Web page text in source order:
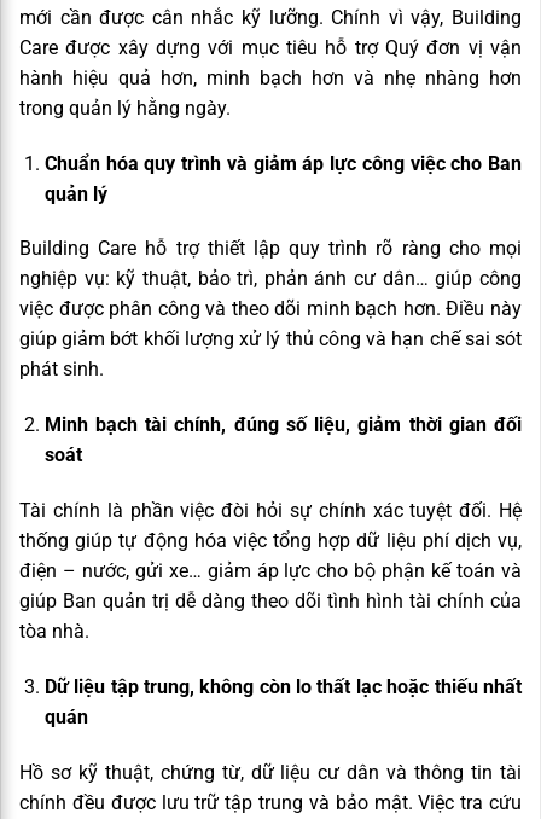
mới cần được cân nhắc kỹ lưỡng. Chính vì vậy, Building
Care được xây dựng với mục tiêu hỗ trợ Quý đơn vị vận
hành hiệu quả hơn, minh bạch hơn và nhẹ nhàng hơn
trong quản lý hằng ngày.
Chuẩn hóa quy trình và giảm áp lực công việc cho Ban
quản lý
Building Care hỗ trợ thiết lập quy trình rõ ràng cho mọi
nghiệp vụ: kỹ thuật, bảo trì, phản ánh cư dân… giúp công
việc được phân công và theo dõi minh bạch hơn. Điều này
giúp giảm bớt khối lượng xử lý thủ công và hạn chế sai sót
phát sinh.
Minh bạch tài chính, đúng số liệu, giảm thời gian đối
soát
Tài chính là phần việc đòi hỏi sự chính xác tuyệt đối. Hệ
thống giúp tự động hóa việc tổng hợp dữ liệu phí dịch vụ,
điện – nước, gửi xe… giảm áp lực cho bộ phận kế toán và
giúp Ban quản trị dễ dàng theo dõi tình hình tài chính của
tòa nhà.
Dữ liệu tập trung, không còn lo thất lạc hoặc thiếu nhất
quán
Hồ sơ kỹ thuật, chứng từ, dữ liệu cư dân và thông tin tài
chính đều được lưu trữ tập trung và bảo mật. Việc tra cứu